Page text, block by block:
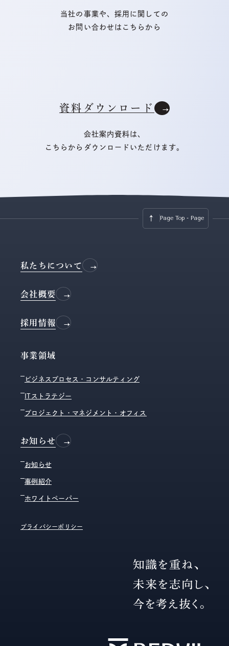
当社の事業や、採用に関しての
お問い合わせはこちらから
資料ダウンロード
会社案内資料は、
こちらからダウンロードいただけます。
Page Top - Page Top -
私たちについて
会社概要
採用情報
事業領域
ビジネスプロセス・コンサルティング
ITストラテジー
プロジェクト・マネジメント・オフィス
お知らせ
お知らせ
事例紹介
ホワイトペーパー
プライバシーポリシー